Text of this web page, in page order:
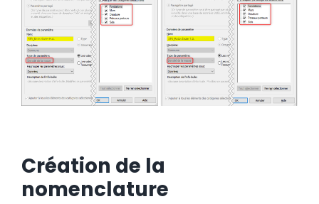
Création de la
nomenclature